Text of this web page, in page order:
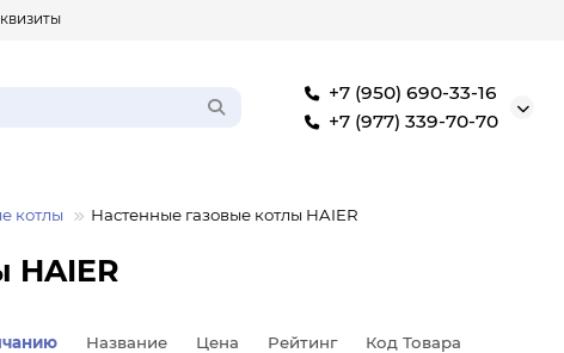
+7 (950) 690-33-16
+7 (977) 339-70-70
котлы Настенные газовые котлы HAIER
HAIER
Название Цена Рейтинг Код Товара